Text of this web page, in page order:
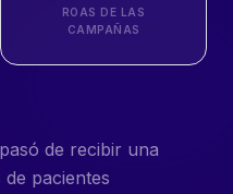
ROAS DE LAS
CAMPAÑAS
de recibir una
de pacientes